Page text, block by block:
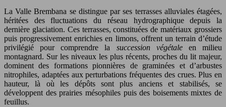
La Valle Brembana se distingue par ses terrasses alluviales étagées,
héritées des fluctuations du réseau hydrographique depuis la
dernière glaciation. Ces terrasses, constituées de matériaux grossiers
puis progressivement enrichies en limons, offrent un terrain d’étude
privilégié pour comprendre la succession végétaleen milieu
montagnard. Sur les niveaux les plus récents, proches du lit majeur,
dominent des formations pionnières de graminées et d’arbustes
nitrophiles, adaptées aux perturbations fréquentes des crues. Plus en
hauteur, là où les dépôts sont plus anciens et stabilisés, se
développent des prairies mésophiles puis des boisements mixtes de
feuillus.